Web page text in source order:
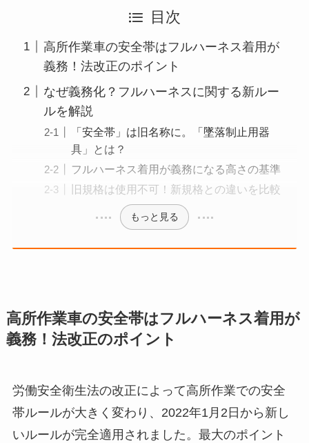
目次
高所作業車の安全帯はフルハーネス着用が
義務！法改正のポイント
なぜ義務化？フルハーネスに関する新ルー
ルを解説
「安全帯」は旧名称に。「墜落制止用器
具」とは？
フルハーネス着用が義務になる高さの基準
旧規格は使用不可！新規格との違いを比較
もっと見る
高所作業車の安全帯はフルハーネス着用が
義務！法改正のポイント
労働安全衛生法の改正によって高所作業での安全
帯ルールが大きく変わり、2022年1月2日から新し
いルールが完全適用されました。最大のポイント